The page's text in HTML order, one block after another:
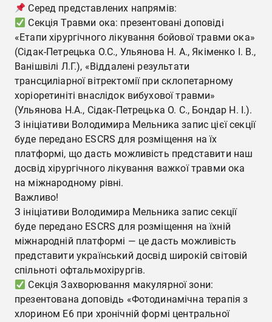
Серед представлених напрямів:
Секція Травми ока: презентовані доповіді
«Етапи хірургічного лікування бойової травми ока»
(Сідак-Петрецька О.С., Ульянова Н. А., Якіменко І. В.,
Ванішвілі Л.Г.), «Віддалені результати
трансциліарної вітректомії при склопетарному
хоріоретиніті внаслідок вибухової травми»
(Ульянова Н.А., Сідак-Петрецька О. С., Бондар Н. І.).
З ініціативи Володимира Мельника запис цієї секції
буде передано ESCRS для розміщення на їх
платформі, що дасть можливість представити наш
досвід хірургічного лікування важкої травми ока
на міжнародному рівні.
Важливо!
З ініціативи Володимира Мельника запис секції
буде передано ESCRS для розміщення на їхній
міжнародній платформі — це дасть можливість
представити український досвід широкій світовій
спільноті офтальмохірургів.
Секція Захворювання макулярної зони:
презентована доповідь «Фотодинамічна терапія з
хлорином Е6 при хронічній формі центральної